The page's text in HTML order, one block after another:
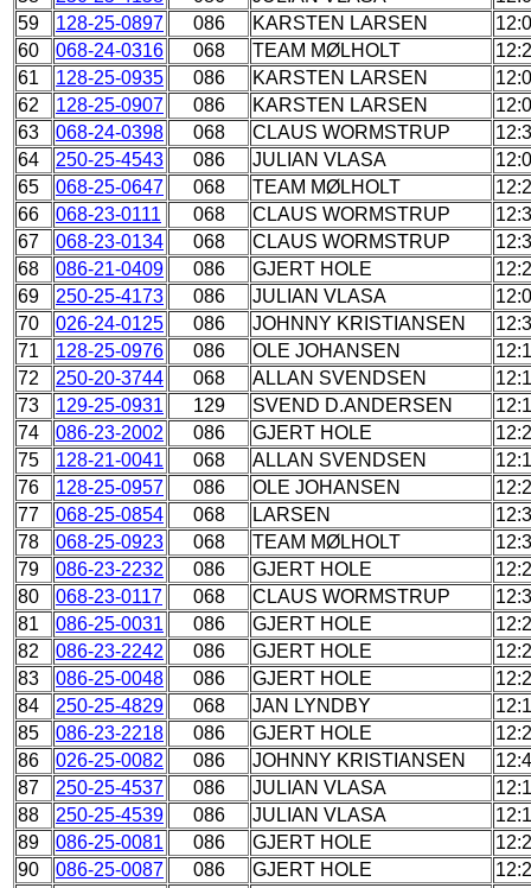
59
128-25-0897 086 KARSTEN LARSEN
60
068-24-0316 068 TEAM MØLHOLT
61
128-25-0935 086 KARSTEN LARSEN
62
128-25-0907 086 KARSTEN LARSEN
63
068-24-0398 068 CLAUS WORMSTRUP
64
250-25-4543 086 JULIAN VLASA
65
068-25-0647 068 TEAM MØLHOLT
66
068-23-0111 068 CLAUS WORMSTRUP
67
068-23-0134 068 CLAUS WORMSTRUP
68
086-21-0409 086 GJERT HOLE
69
250-25-4173 086 JULIAN VLASA
70
026-24-0125 086 JOHNNY KRISTIANSEN
71
128-25-0976 086 OLE JOHANSEN
72
250-20-3744 068 ALLAN SVENDSEN
73
129-25-0931 129 SVEND D.ANDERSEN
74
086-23-2002 086 GJERT HOLE
75
128-21-0041 068 ALLAN SVENDSEN
76
128-25-0957 086 OLE JOHANSEN
77
068-25-0854 068 LARSEN
78
068-25-0923 068 TEAM MØLHOLT
79
086-23-2232 086 GJERT HOLE
80
068-23-0117 068 CLAUS WORMSTRUP
81
086-25-0031 086 GJERT HOLE
82
086-23-2242 086 GJERT HOLE
83
086-25-0048 086 GJERT HOLE
84
250-25-4829 068 JAN LYNDBY
85
086-23-2218 086 GJERT HOLE
86
026-25-0082 086 JOHNNY KRISTIANSEN
87
250-25-4537 086 JULIAN VLASA
88
250-25-4539 086 JULIAN VLASA
89
086-25-0081 086 GJERT HOLE
90
086-25-0087 086 GJERT HOLE